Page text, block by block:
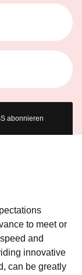
abonnieren
to meet or
and
innovative
can be greatly